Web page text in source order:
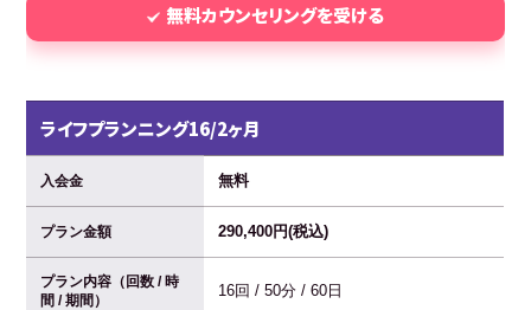
無料カウンセリングを受ける
ライフプランニング16/2ヶ月
入会金 無料
プラン金額 290,400円(税込)
プラン内容（回数 / 時
間 / 期間）
16回 / 50分 / 60日